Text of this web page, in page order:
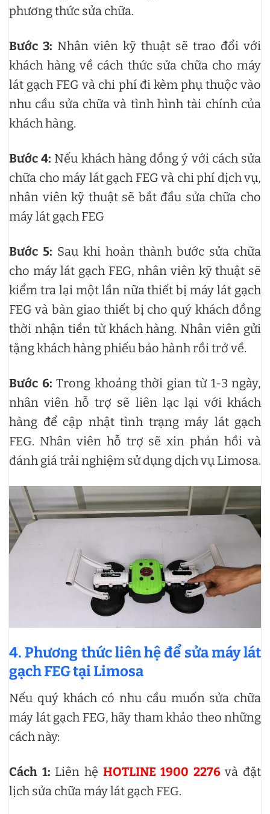
phương thức sửa chữa.
Bước 3: Nhân viên kỹ thuật sẽ trao đổi với
khách hàng về cách thức sửa chữa cho máy
lát gạch FEG và chi phí đi kèm phụ thuộc vào
nhu cầu sửa chữa và tình hình tài chính của
khách hàng.
Bước 4: Nếu khách hàng đồng ý với cách sửa
chữa cho máy lát gạch FEG và chi phí dịch vụ,
nhân viên kỹ thuật sẽ bắt đầu sửa chữa cho
máy lát gạch FEG
Bước 5: Sau khi hoàn thành bước sửa chữa
cho máy lát gạch FEG, nhân viên kỹ thuật sẽ
kiểm tra lại một lần nữa thiết bị máy lát gạch
FEG và bàn giao thiết bị cho quý khách đồng
thời nhận tiền từ khách hàng. Nhân viên gửi
tặng khách hàng phiếu bảo hành rồi trở về.
Bước 6: Trong khoảng thời gian từ 1-3 ngày,
nhân viên hỗ trợ sẽ liên lạc lại với khách
hàng để cập nhật tình trạng máy lát gạch
FEG. Nhân viên hỗ trợ sẽ xin phản hồi và
đánh giá trải nghiệm sử dụng dịch vụ Limosa.
4. Phương thức liên hệ để sửa máy lát
gạch FEG tại Limosa
Nếu quý khách có nhu cầu muốn sửa chữa
máy lát gạch FEG, hãy tham khảo theo những
cách này:
Cách 1: Liên hệ HOTLINE 1900 2276và đặt
lịch sửa chữa máy lát gạch FEG.